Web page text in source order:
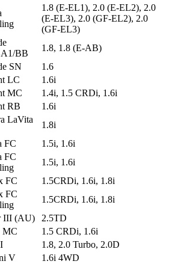
1.8 (E-EL1), 2.0 (E-EL2), 2.0
(E-EL3), 2.0 (GF-EL2), 2.0
(GF-EL3)
BB
1.8, 1.8 (E-AB)
SN
1.6
LC
1.6i
MC
1.4i, 1.5 CRDi, 1.6i
RB
1.6i
LaVita
1.8i
FC
1.5i, 1.6i
FC
1.5i, 1.6i
FC
1.5CRDi, 1.6i, 1.8i
FC
1.5CRDi, 1.6i, 1.8i
III (AU)
2.5TD
MC
1.5 CRDi, 1.6i
1.8, 2.0 Turbo, 2.0D
V
1.6i 4WD